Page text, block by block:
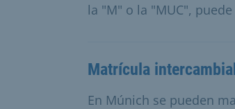
la "M" o la "MUC",
Matrícula
En Múnich se pueden